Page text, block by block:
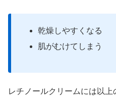
乾燥しやすくなる
肌がむけてしまう
レチノールクリームには以